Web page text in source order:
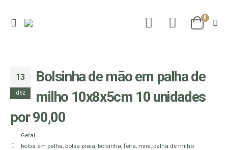
0
13
dez
Bolsinha de mão em palha de
milho 10x8x5cm 10 unidades
por 90,00
Geral
bolsa em palha, bolsa praia, bolsinha, feira, mini, palha de milho